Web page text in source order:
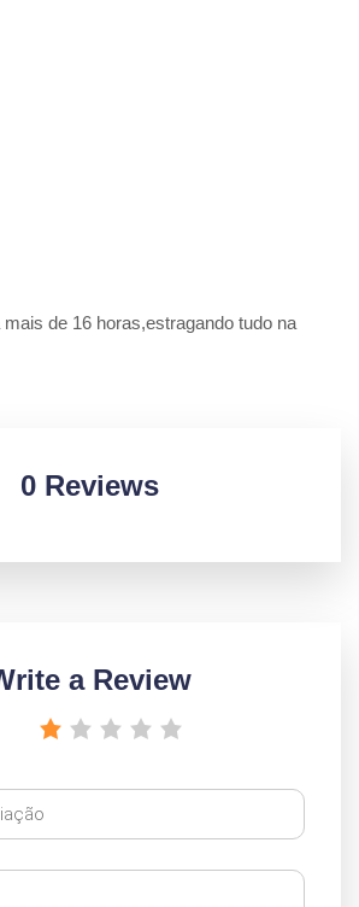
de 16 horas,estragando tudo na
0 Reviews
a Review